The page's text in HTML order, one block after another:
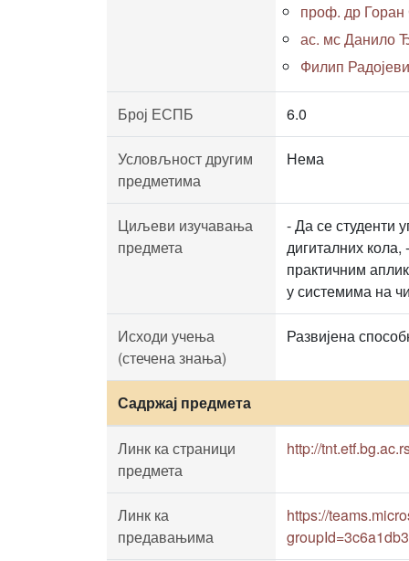
проф. др
ас. мс Данило
Филип
Број ЕСПБ 6.0
Условљност другим
предметима
Нема
Циљеви изучавања
предмета
- Да се студенти
дигиталних
практичним
у системима на
Исходи учења
(стечена знања)
Развијена
Садржај предмета
Линк ка страници
предмета
http://
Линк ка
предавањима
https://